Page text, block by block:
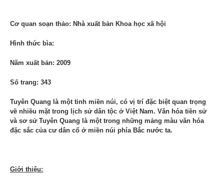
Cơ quan soạn thảo: Nhà xuất bản Khoa học xã hội
Hình thức bìa:
Năm xuất bản: 2009
Số trang: 343
Tuyên Quang là một tỉnh miền núi, có vị trí đặc biệt quan trọng
về nhiều mặt trong lịch sử dân tộc ở Việt Nam. Văn hóa tiền sử
và sơ sử Tuyên Quang là một trong những mảng màu văn hóa
đặc sắc của cư dân cổ ở miền núi phía Bắc nước ta.
Giới thiệu: